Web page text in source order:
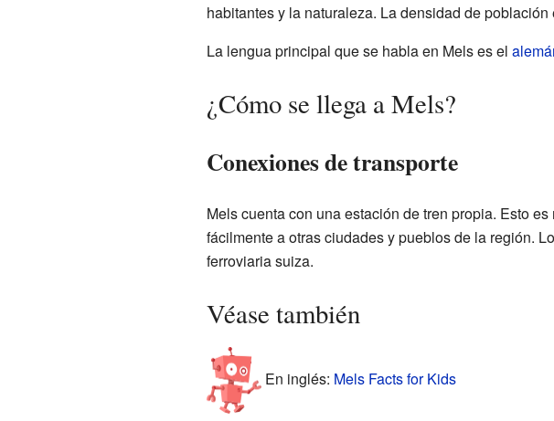
habitantes y la naturaleza. La densidad de
La lengua principal que se habla en Mels es el
¿Cómo se llega a Mels?
Conexiones de transporte
Mels cuenta con una estación de tren propia. Esto
fácilmente a otras ciudades y pueblos de la región.
ferroviaria suiza.
Véase también
En inglés: Mels Facts for Kids